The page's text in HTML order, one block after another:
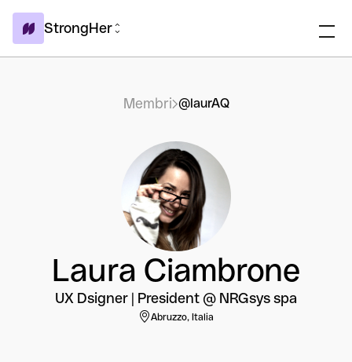
StrongHer
Membri @laurAQ
Laura Ciambrone
UX Dsigner | President @ NRGsys spa
Abruzzo, Italia